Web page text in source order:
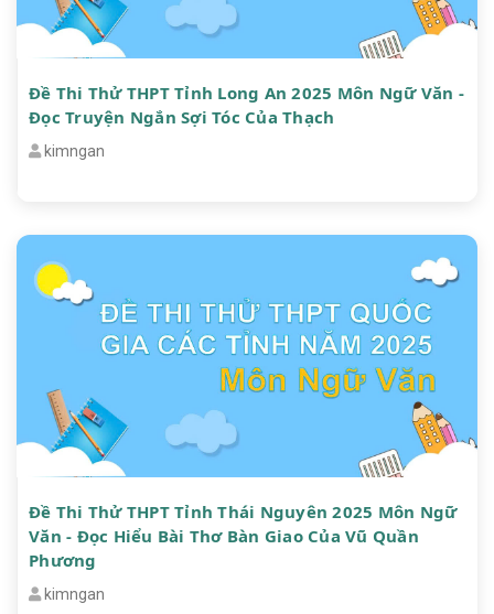
Đề Thi Thử THPT Tỉnh Long An 2025 Môn Ngữ Văn -
Đọc Truyện Ngắn Sợi Tóc Của Thạch
kimngan
Đề Thi Thử THPT Tỉnh Thái Nguyên 2025 Môn Ngữ
Văn - Đọc Hiểu Bài Thơ Bàn Giao Của Vũ Quần
Phương
kimngan